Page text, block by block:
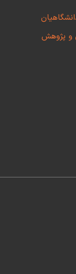
و پژوهش